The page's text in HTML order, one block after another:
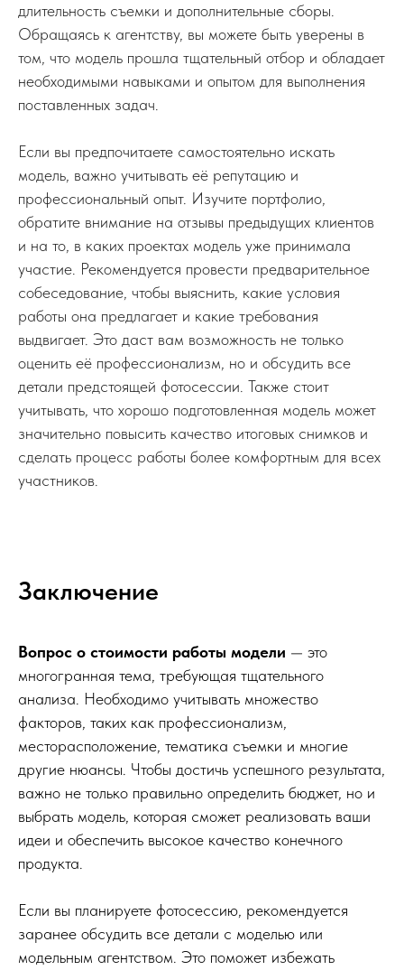
длительность съемки и дополнительные сборы.
Обращаясь к агентству, вы можете быть уверены в
том, что модель прошла тщательный отбор и обладает
необходимыми навыками и опытом для выполнения
поставленных задач.
Если вы предпочитаете самостоятельно искать
модель, важно учитывать её репутацию и
профессиональный опыт. Изучите портфолио,
обратите внимание на отзывы предыдущих клиентов
и на то, в каких проектах модель уже принимала
участие. Рекомендуется провести предварительное
собеседование, чтобы выяснить, какие условия
работы она предлагает и какие требования
выдвигает. Это даст вам возможность не только
оценить её профессионализм, но и обсудить все
детали предстоящей фотосессии. Также стоит
учитывать, что хорошо подготовленная модель может
значительно повысить качество итоговых снимков и
сделать процесс работы более комфортным для всех
участников.
Заключение
Вопрос о стоимости работы модели — это
многогранная тема, требующая тщательного
анализа. Необходимо учитывать множество
факторов, таких как профессионализм,
месторасположение, тематика съемки и многие
другие нюансы. Чтобы достичь успешного результата,
важно не только правильно определить бюджет, но и
выбрать модель, которая сможет реализовать ваши
идеи и обеспечить высокое качество конечного
продукта.
Если вы планируете фотосессию, рекомендуется
заранее обсудить все детали с моделью или
модельным агентством. Это поможет избежать